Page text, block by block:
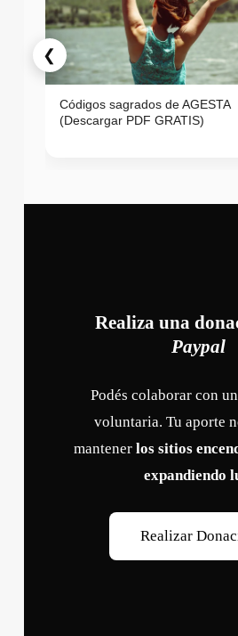
❮
Códigos sagrados de AGESTA
(Descargar PDF GRATIS)
Realiza una
Paypal
Podés colaborar con
voluntaria. Tu aporte
mantener los sitios
expandiendo
Realizar Donac